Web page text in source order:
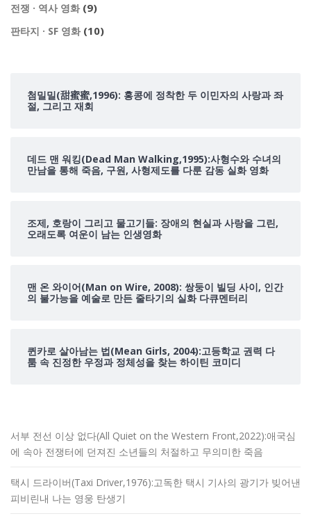
전쟁 · 역사 영화(9)
판타지 · SF 영화(10)
첨밀밀(甜蜜蜜,1996): 홍콩에 정착한 두 이민자의 사랑과 좌
절, 그리고 재회
데드 맨 워킹(Dead Man Walking,1995):사형수와 수녀의
만남을 통해 죽음, 구원, 사형제도를 다룬 감동 실화 영화
조제, 호랑이 그리고 물고기들: 장애의 현실과 사랑을 그린,
오래도록 여운이 남는 인생영화
맨 온 와이어(Man on Wire, 2008): 쌍둥이 빌딩 사이, 인간
의 불가능을 예술로 만든 줄타기의 실화 다큐멘터리
퀸카로 살아남는 법(Mean Girls, 2004):고등학교 권력 다
툼 속 진정한 우정과 정체성을 찾는 하이틴 코미디
서부 전선 이상 없다(All Quiet on the Western Front,2022):애국심
에 속아 전쟁터에 던져진 소년들의 처절하고 무의미한 죽음
택시 드라이버(Taxi Driver,1976):고독한 택시 기사의 광기가 빚어낸
피비린내 나는 영웅 탄생기